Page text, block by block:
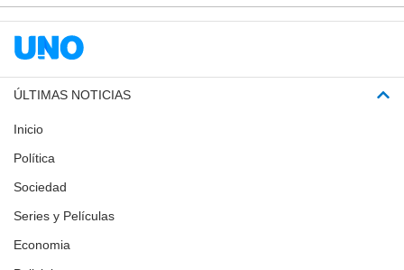
ÚLTIMAS NOTICIAS
Inicio
Política
Sociedad
Series y Películas
Economia